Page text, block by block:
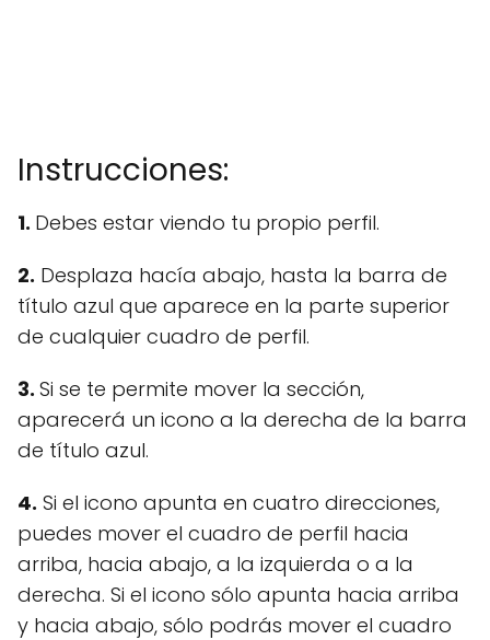
Instrucciones:
1. Debes estar viendo tu propio perfil.
2. Desplaza hacía abajo, hasta la barra de
título azul que aparece en la parte superior
de cualquier cuadro de perfil.
3. Si se te permite mover la sección,
aparecerá un icono a la derecha de la barra
de título azul.
4. Si el icono apunta en cuatro direcciones,
puedes mover el cuadro de perfil hacia
arriba, hacia abajo, a la izquierda o a la
derecha. Si el icono sólo apunta hacia arriba
y hacia abajo, sólo podrás mover el cuadro